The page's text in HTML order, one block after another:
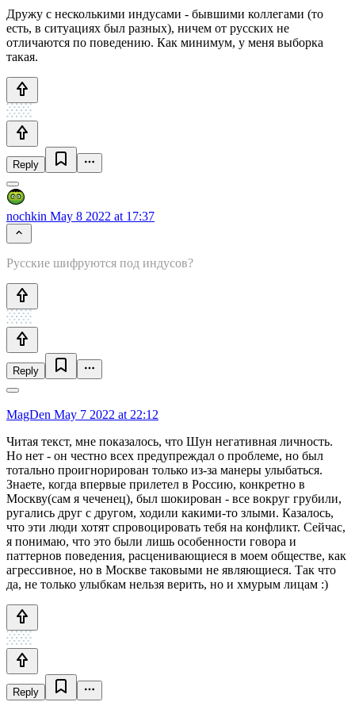
Дружу с несколькими индусами - бывшими коллегами (то
есть, в ситуациях был разных), ничем от русских не
отличаются по поведению. Как минимум, у меня выборка
такая.
Reply
nochkin May 8 2022 at 17:37
Русские шифруются под индусов?
Reply
MagDen May 7 2022 at 22:12
Читая текст, мне показалось, что Шун негативная личность.
Но нет - он честно всех предупреждал о проблеме, но был
тотально проигнорирован только из-за манеры улыбаться.
Знаете, когда впервые прилетел в Россию, конкретно в
Москву(сам я чеченец), был шокирован - все вокруг грубили,
ругались друг с другом, ходили какими-то злыми. Казалось,
что эти люди хотят спровоцировать тебя на конфликт. Сейчас,
я понимаю, что это были лишь особенности говора и
паттернов поведения, расценивающиеся в моем обществе, как
агрессивное, но в Москве таковыми не являющиеся. Так что
да, не только улыбкам нельзя верить, но и хмурым лицам :)
Reply